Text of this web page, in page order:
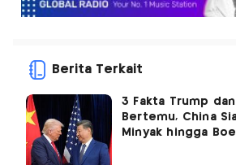
Berita Terkait
3 Fakta Trump
Bertemu, China
Minyak hingga